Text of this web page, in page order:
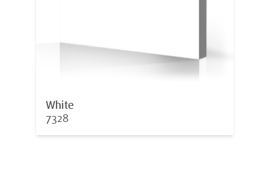
White
7328